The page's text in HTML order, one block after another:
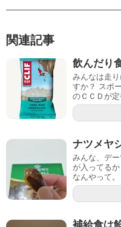
関連記事
飲んだり
みんなは走
すか？ スポ
のＣＣＤが
ナツメヤ
みんな、デ
が入ってる
なんやって